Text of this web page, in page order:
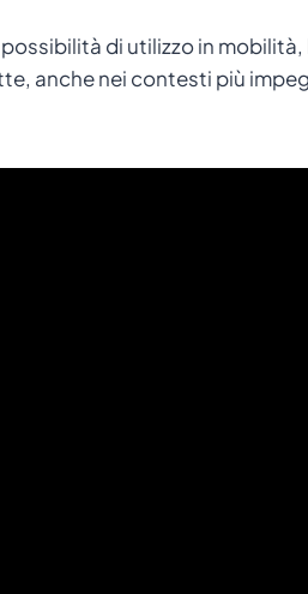
di utilizzo in mobilità,
anche nei contesti più